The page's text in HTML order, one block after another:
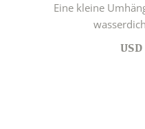
Eine kleine
USD